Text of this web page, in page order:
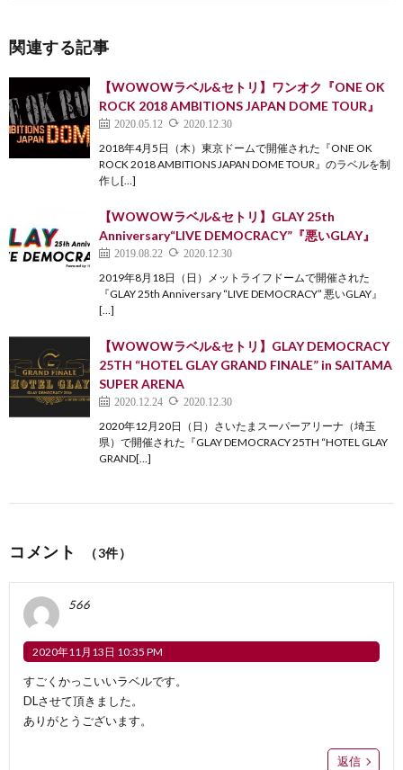
関連する記事
【WOWOWラベル&セトリ】ワンオク『ONE OK
ROCK 2018 AMBITIONS JAPAN DOME TOUR』
2020.05.12 2020.12.30
2018年4月5日（木）東京ドームで開催された『ONE OK
ROCK 2018 AMBITIONS JAPAN DOME TOUR』のラベルを制
作し[…]
【WOWOWラベル&セトリ】GLAY 25th
Anniversary“LIVE DEMOCRACY”『悪いGLAY』
2019.08.22 2020.12.30
2019年8月18日（日）メットライフドームで開催された
『GLAY 25th Anniversary “LIVE DEMOCRACY” 悪いGLAY』
[…]
【WOWOWラベル&セトリ】GLAY DEMOCRACY
25TH “HOTEL GLAY GRAND FINALE” in SAITAMA
SUPER ARENA
2020.12.24 2020.12.30
2020年12月20日（日）さいたまスーパーアリーナ（埼玉
県）で開催された『GLAY DEMOCRACY 25TH “HOTEL GLAY
GRAND[…]
コメント （3件）
566
2020年11月13日 10:35 PM
すごくかっこいいラベルです。
DLさせて頂きました。
ありがとうございます。
返信